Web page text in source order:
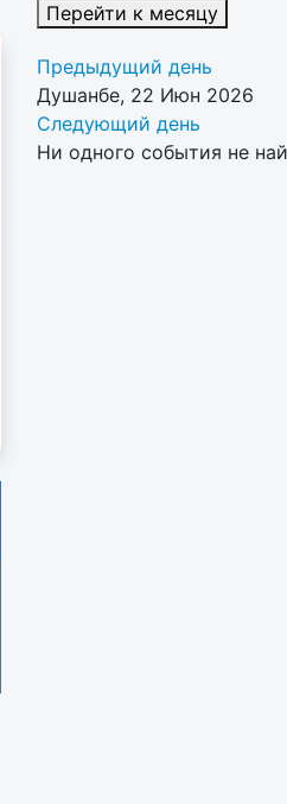
Перейти к месяцу
Предыдущий день
Душанбе, 22 Июн 2026
Следующий день
Ни одного события не